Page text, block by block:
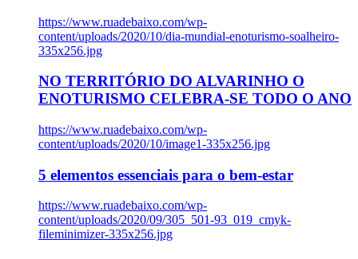
https://www.ruadebaixo.com/wp-
content/uploads/2020/10/dia-mundial-enoturismo-soalheiro-
335x256.jpg
NO TERRITÓRIO DO ALVARINHO O
ENOTURISMO CELEBRA-SE TODO O ANO
https://www.ruadebaixo.com/wp-
content/uploads/2020/10/image1-335x256.jpg
5 elementos essenciais para o bem-estar
https://www.ruadebaixo.com/wp-
content/uploads/2020/09/305_501-93_019_cmyk-
fileminimizer-335x256.jpg